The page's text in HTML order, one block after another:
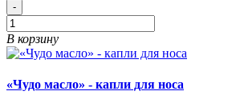
-
В корзину
«Чудо масло» - капли для носа